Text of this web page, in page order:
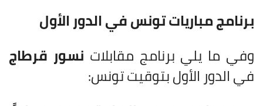
برنامج مباريات تونس في الدور الأول
وفي ما يلي برنامج مقابلات نسور قرطاج
في الدور الأول بتوقيت تونس: